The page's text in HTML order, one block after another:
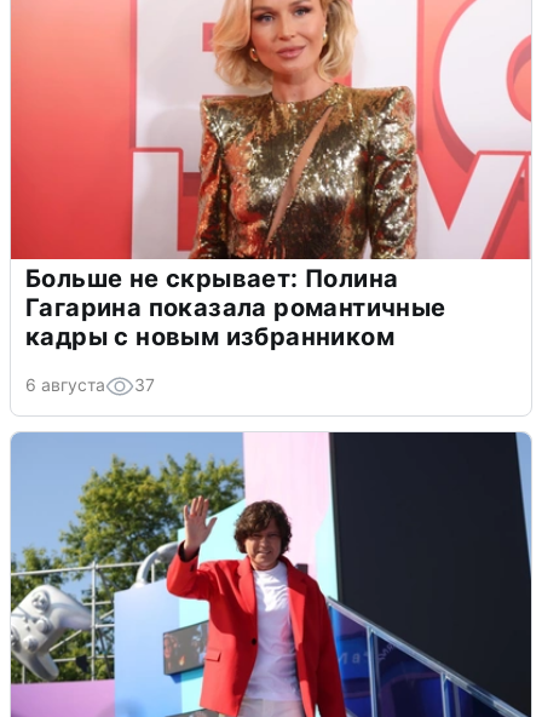
Больше не скрывает: Полина
Гагарина показала романтичные
кадры с новым избранником
6 августа 37